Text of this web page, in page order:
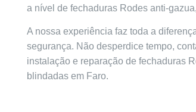
a nível de fechaduras Rodes anti-
A nossa experiência faz toda a
segurança. Não desperdice tempo,
instalação e reparação de fechaduras
blindadas em Faro.